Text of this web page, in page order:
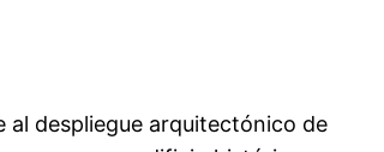
al despliegue arquitectónico de